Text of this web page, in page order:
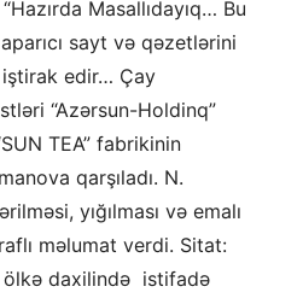
Masallıdayıq… Bu
sayt və qəzetlərini
edir… Çay
“Azərsun-Holdinq”
TEA” fabrikinin
qarşıladı. N.
yığılması və emalı
məlumat verdi. Sitat:
ölkə daxilində istifadə